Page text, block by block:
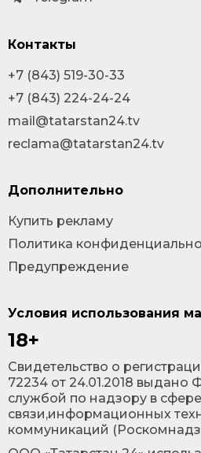
Условия использования
18+
Cвидетельство о
72234 от 24.01.2018 выдано
службой по надзору в сфере
связи,информационных
коммуникаций
Контакты
+7 (843) 519-30-33
+7 (843) 224-24-24
mail@tatarstan24.tv
reclama@tatarstan24.tv
Дополнительно
Купить рекламу
Политика
Предупреждение